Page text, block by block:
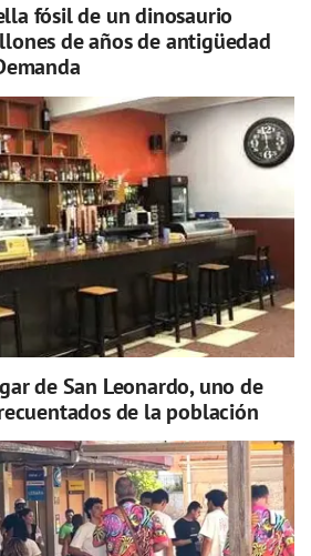
fósil de un dinosaurio
de años de antigüedad
de San Leonardo, uno de
de la población